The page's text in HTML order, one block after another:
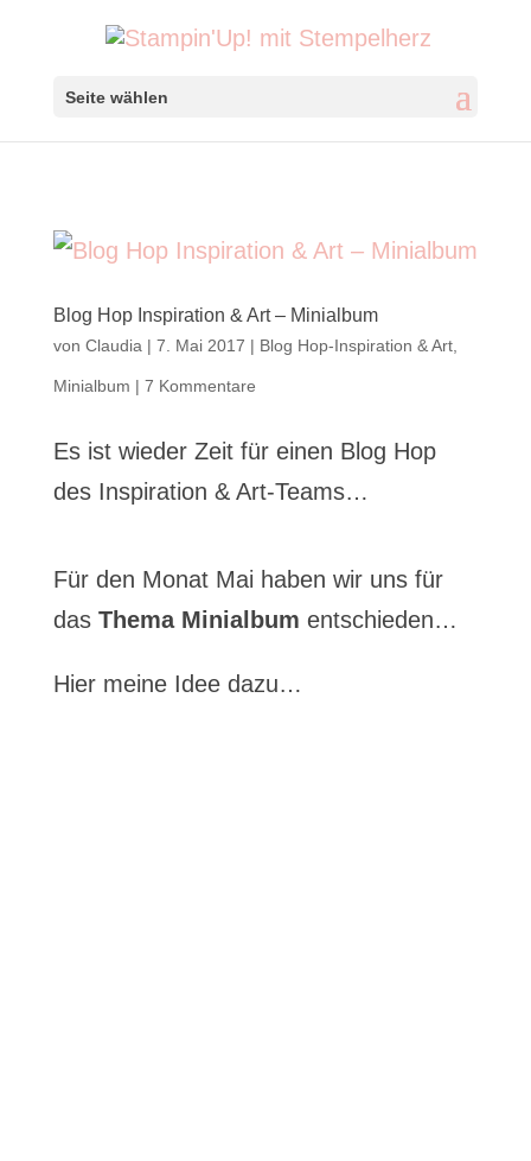
Seite wählen
Blog Hop Inspiration & Art – Minialbum
von Claudia | 7. Mai 2017 | Blog Hop-Inspiration & Art,
Minialbum | 7 Kommentare
Es ist wieder Zeit für einen Blog Hop
des Inspiration & Art-Teams…
Für den Monat Mai haben wir uns für
das Thema Minialbum entschieden…
Hier meine Idee dazu…